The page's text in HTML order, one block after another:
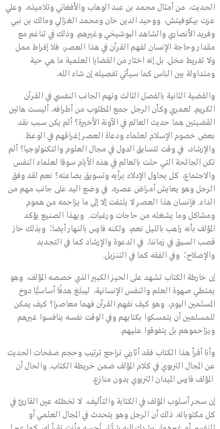
الحديث، من أمثال محمد بن عبد الوهاب والأفغاني وتلاميذه، وعلي
عزت بيكوفيتش، ووحيد الدين خان ومحمد الغزالي ومالك بن نبي
وفريد الأنصاري والشاهد البوشيخي وغيرهم. وذلك في تناغم مع
مقدار وحاجة الإنسان لفهم القرآن في هذا العصر، فلا إفراط ممل
ولا تفريط مخل. بل إنه اختار من القضايا العلمية ما هي حية
ومتداولة بين الناس كما سيأتي تفصيله إن شاء الله.
والقضية الثانية بالفصل الثالث وتهم الجانب النفسي في القرآن
الكريم. لعمري وكأن الرجل جمع المطلوب من أطرافه. أليست هاتين
القضيتين هما حديث العالم في الآونة الأخيرة؟ ألم يكن سبب نقد
بعض خصوم الإسلام لعلماء ودعاة العصر إغراقهم في الوعظ
والإرشاد، في وقت تتسابق الدول في مجال العلوم والتكنولوجيا؟ ألم
تكن الجائحة التي حلت بالعالم في هذه الأيام سوقا لعلماء النفس
والاجتماع، كل يحاول الإدلاء برأيه وتسويق بضاعته؟ نعم لقد وفق
الرجل وهو يعايش أمراض عصره، في وضع اليد على جانب مهم من
الداء. فإنسان هذا العصر لا يلتفت إلا إلى ما يزاحمه من هموم
ومشاكل وما يشغله من حاجات ورغبات. وبهذا الصنيع يؤكد
المؤلف بأنه راهب بالليل نعم، ولكنه فارس بالنهار أيضا؛ وبذلك حاز
قصب السبق في زماننا، في الدعوة والإرشاد كما في التجديد
والإصلاح؛ وفي الفقه كما في التنزيل.
إن خارطة الكتاب تشهد على الحيز الكبير الذي خصصه المؤلف، وهو
يمتطي صهوة العلم والنفس الإنسانية، ليبلغ هدفًا أساسيًّا دوخ
المسلمين اليوم، وهو كيف نفهم القرآن فهما معاصرا؟ كيف يمكن
للمسلمين أن يتمسكوا بكتابهم وفي الوقت نفسه ينافسوا غيرهم
ويزاحموهم بل يتفوقوا عليهم.
وأنا أقرأ هذا الكتاب فقد أثارني تراجع ترتيب وحجم صفحات الحديث
عن المجال التربوي في كلام المؤلف ضمن خريطة الكتاب. والحال أن
المؤلف فارس الميدان التربوي بدون منازع.
إن سحر أسلوب المؤلف في الكتابة والتأليف، لا تخطئه عين القارئ في
كل مكتوباته. ذلك أن الرجل وهو يتحدث في المجال العلمي أو